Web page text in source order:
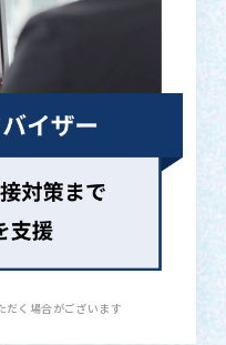
だく場合がございます